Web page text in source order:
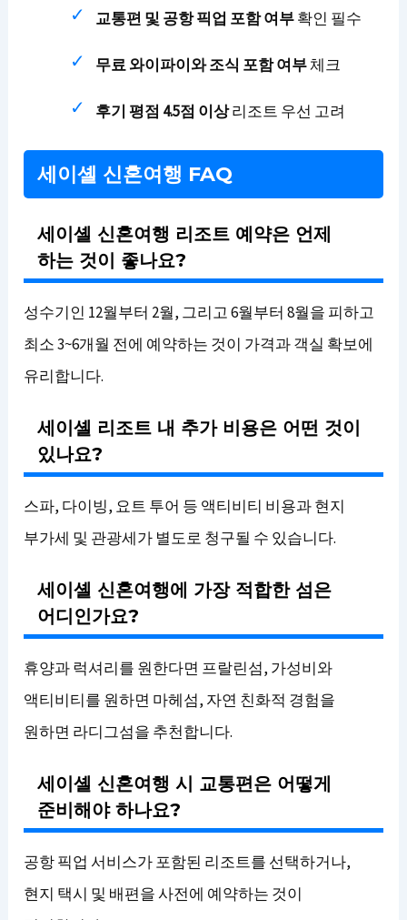
교통편 및 공항 픽업 포함 여부확인 필수
무료 와이파이와 조식 포함 여부체크
후기 평점 4.5점 이상리조트 우선 고려
세이셸 신혼여행 FAQ
세이셸 신혼여행 리조트 예약은 언제
하는 것이 좋나요?
성수기인 12월부터 2월, 그리고 6월부터 8월을 피하고
최소 3~6개월 전에 예약하는 것이 가격과 객실 확보에
유리합니다.
세이셸 리조트 내 추가 비용은 어떤 것이
있나요?
스파, 다이빙, 요트 투어 등 액티비티 비용과 현지
부가세 및 관광세가 별도로 청구될 수 있습니다.
세이셸 신혼여행에 가장 적합한 섬은
어디인가요?
휴양과 럭셔리를 원한다면 프랄린섬, 가성비와
액티비티를 원하면 마헤섬, 자연 친화적 경험을
원하면 라디그섬을 추천합니다.
세이셸 신혼여행 시 교통편은 어떻게
준비해야 하나요?
공항 픽업 서비스가 포함된 리조트를 선택하거나,
현지 택시 및 배편을 사전에 예약하는 것이